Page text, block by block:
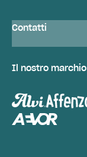
Contatti
Il nostro marchio